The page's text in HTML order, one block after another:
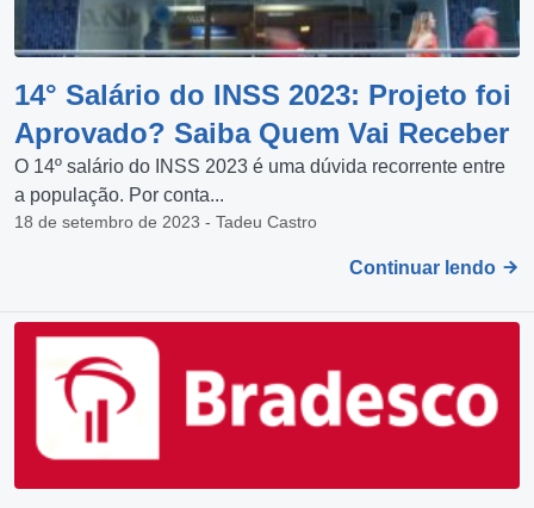
14° Salário do INSS 2023: Projeto foi
Aprovado? Saiba Quem Vai Receber
O 14º salário do INSS 2023 é uma dúvida recorrente entre
a população. Por conta...
18 de setembro de 2023 - Tadeu Castro
Continuar lendo